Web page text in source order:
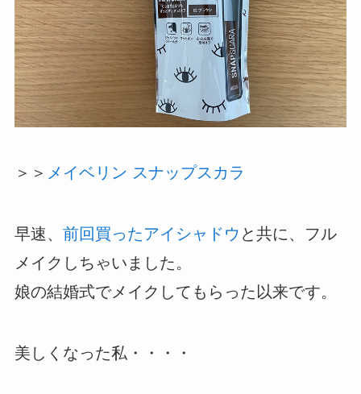
＞＞ メイベリン スナップスカラ
早速、 前回買ったアイシャドウ と共に、フル
メイクしちゃいました。
娘の結婚式でメイクしてもらった以来です。
美しくなった私・・・・